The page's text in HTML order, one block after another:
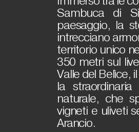
Sambuca di
paesaggio, la
intrecciano
territorio unico
350 metri sul
Valle del Belìce,
la
naturale, che
vigneti e uliveti
Arancio.